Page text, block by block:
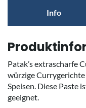
Info
Patak’s extrascharfe
würzige
Speisen. Diese Paste
geeignet.